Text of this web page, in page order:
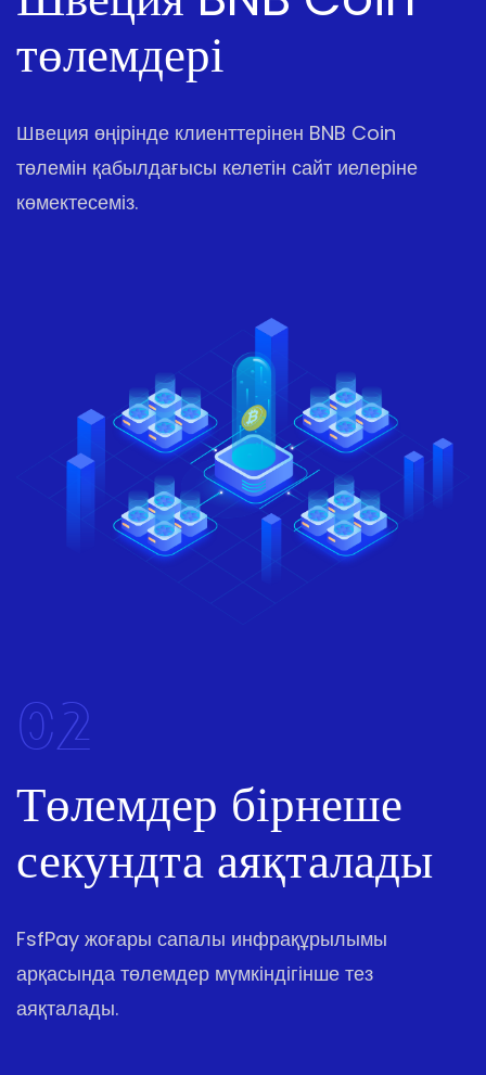
төлемдері
Швеция өңірінде клиенттерінен BNB Coin
төлемін қабылдағысы келетін сайт иелеріне
көмектесеміз.
02
Төлемдер бірнеше
секундта аяқталады
FsfPay жоғары сапалы инфрақұрылымы
арқасында төлемдер мүмкіндігінше тез
аяқталады.